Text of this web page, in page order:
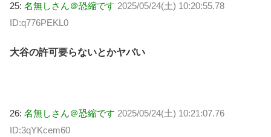
25: 名無しさん＠恐縮です 2025/05/24(土) 10:20:55.78
ID:q776PEKL0
大谷の許可要らないとかヤバい
26: 名無しさん＠恐縮です 2025/05/24(土) 10:21:07.76
ID:3qYKcem60